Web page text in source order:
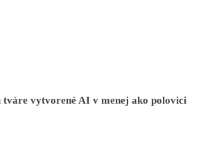
vytvorené AI v menej ako polovici